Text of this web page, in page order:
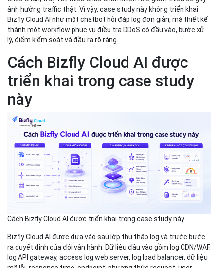
ảnh hưởng traffic thật. Vì vậy, case study này không triển khai
Bizfly Cloud AI như một chatbot hỏi đáp log đơn giản, mà thiết kế
thành một workflow phục vụ điều tra DDoS có đầu vào, bước xử
lý, điểm kiểm soát và đầu ra rõ ràng.
Cách Bizfly Cloud AI được
triển khai trong case study
này
Cách Bizfly Cloud AI được triển khai trong case study này
Bizfly Cloud AI được đưa vào sau lớp thu thập log và trước bước
ra quyết định của đội vận hành. Dữ liệu đầu vào gồm log CDN/WAF,
log API gateway, access log web server, log load balancer, dữ liệu